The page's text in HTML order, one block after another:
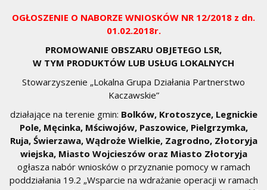
OGŁOSZENIE O NABORZE WNIOSKÓW NR 12/2018 z dn.
01.02.2018r.
PROMOWANIE OBSZARU OBJETEGO LSR,
W TYM PRODUKTÓW LUB USŁUG LOKALNYCH
Stowarzyszenie „Lokalna Grupa Działania Partnerstwo
Kaczawskie”
działające na terenie gmin: Bolków, Krotoszyce, Legnickie
Pole, Męcinka, Mściwojów, Paszowice, Pielgrzymka,
Ruja, Świerzawa, Wądroże Wielkie, Zagrodno, Złotoryja
wiejska, Miasto Wojcieszów oraz Miasto Złotoryja
ogłasza nabór wniosków o przyznanie pomocy w ramach
poddziałania 19.2 „Wsparcie na wdrażanie operacji w ramach